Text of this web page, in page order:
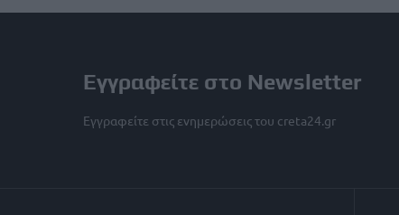
Εγγραφείτε στο Newsletter
Εγγραφείτε στις ενημερώσεις του creta24.gr